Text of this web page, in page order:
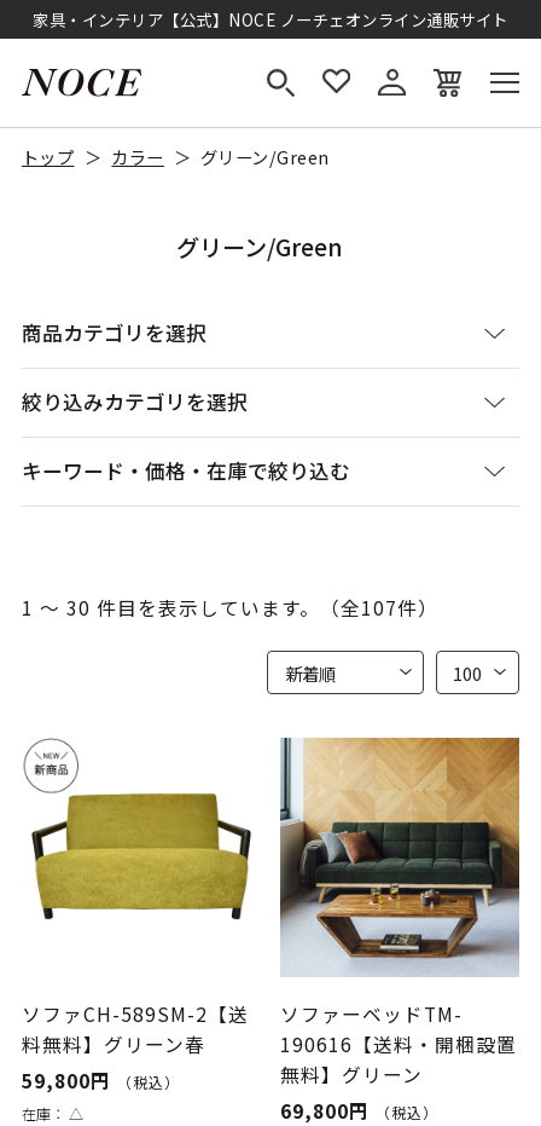
家具・インテリア【公式】NOCE ノーチェオンライン通販サイト
トップ カラー グリーン/Green
グリーン/Green
商品カテゴリを選択
絞り込みカテゴリを選択
キーワード・価格・在庫で絞り込む
1 ～ 30 件目を表示しています。（全107件）
ソファCH-589SM-2【送
料無料】グリーン春
59,800円
（税込）
在庫： △
ソファーベッドTM-
190616【送料・開梱設置
無料】グリーン
69,800円
（税込）